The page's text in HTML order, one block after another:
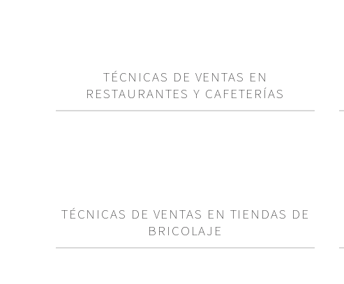
TÉCNICAS DE VENTAS EN
RESTAURANTES Y CAFETERÍAS
TÉCNICAS DE VENTAS EN TIENDAS DE
BRICOLAJE